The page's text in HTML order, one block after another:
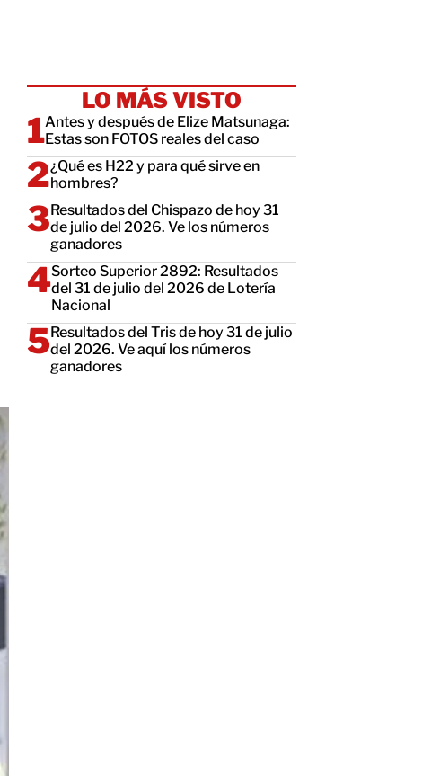
LO MÁS VISTO
Antes y después de Elize Matsunaga:
Estas son FOTOS reales del caso
¿Qué es H22 y para qué sirve en
hombres?
Resultados del Chispazo de hoy 31
de julio del 2026. Ve los números
ganadores
Sorteo Superior 2892: Resultados
del 31 de julio del 2026 de Lotería
Nacional
Resultados del Tris de hoy 31 de julio
del 2026. Ve aquí los números
ganadores